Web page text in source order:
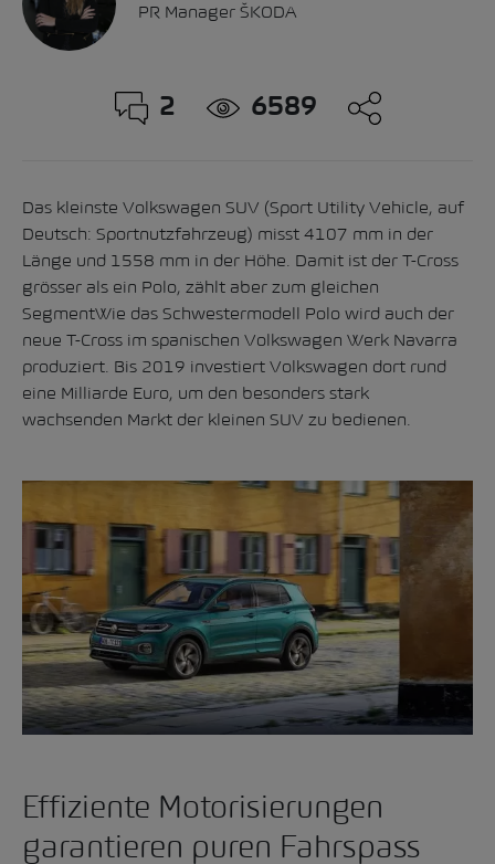
PR Manager ŠKODA
2 6589
Das kleinste Volkswagen SUV (Sport Utility Vehicle, auf
Deutsch: Sportnutzfahrzeug) misst 4107 mm in der
Länge und 1558 mm in der Höhe. Damit ist der T-Cross
grösser als ein Polo, zählt aber zum gleichen
SegmentWie das Schwestermodell Polo wird auch der
neue T-Cross im spanischen Volkswagen Werk Navarra
produziert. Bis 2019 investiert Volkswagen dort rund
eine Milliarde Euro, um den besonders stark
wachsenden Markt der kleinen SUV zu bedienen.
Effiziente Motorisierungen
garantieren puren Fahrspass